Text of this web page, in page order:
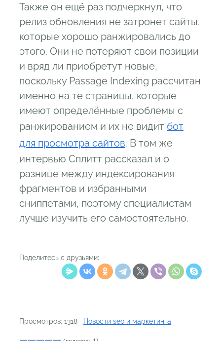
Также он ещё раз подчеркнул, что
релиз обновления не затронет сайты,
которые хорошо ранжировались до
этого. Они не потеряют свои позиции
и вряд ли приобретут новые,
поскольку Passage Indexing рассчитан
именно на те страницы, которые
имеют определённые проблемы с
ранжированием и их не видит бот
для просмотра сайтов. В том же
интервью Сплитт рассказал и о
разнице между индексирования
фрагментов и избранными
сниппетами, поэтому специалистам
лучше изучить его самостоятельно.
Поделитесь с друзьями:
Просмотров: 1318 Новости seo и маркетинга